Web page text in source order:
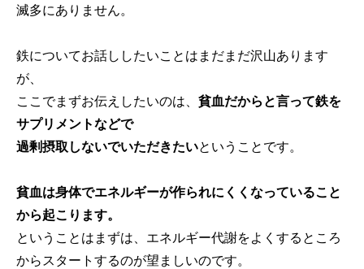
滅多にありません。
鉄についてお話ししたいことはまだまだ沢山あります
が、
ここでまずお伝えしたいのは、 貧血だからと言って鉄を
サプリメントなどで
過剰摂取しないでいただきたいということです。
貧血は身体でエネルギーが作られにくくなっていること
から起こります。
ということはまずは、エネルギー代謝をよくするところ
からスタートするのが望ましいのです。